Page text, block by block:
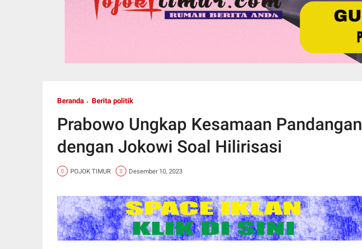
Beranda Berita politik
Prabowo Ungkap Kesamaan Pandangan
dengan Jokowi Soal Hilirisasi
POJOK TIMUR Desember 10, 2023